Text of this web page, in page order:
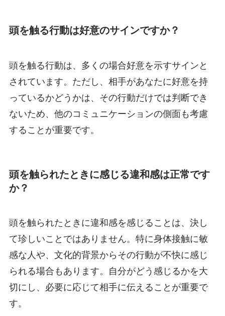
頭を触る行動は好意のサインですか？
頭を触る行動は、多くの場合好意を示すサインと
されています。ただし、相手があなたに好意を持
っているかどうかは、その行動だけでは判断でき
ないため、他のコミュニケーションの側面も考慮
することが重要です。
頭を触られたときに感じる違和感は正常です
か？
頭を触られたときに違和感を感じることは、決し
て珍しいことではありません。特に身体接触に敏
感な人や、文化的背景からその行動が不快に感じ
られる場合もあります。自分がどう感じるかを大
切にし、必要に応じて相手に伝えることが重要で
す。